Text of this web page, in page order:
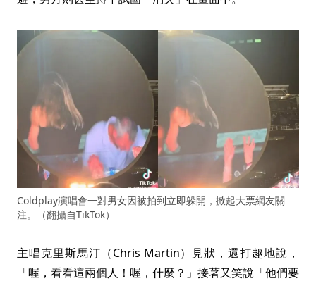
Coldplay演唱會一對男女因被拍到立即躲開，掀起大票網友關
注。（翻攝自TikTok）
主唱克里斯馬汀（Chris Martin）見狀，還打趣地說，
「喔，看看這兩個人！喔，什麼？」接著又笑說「他們要